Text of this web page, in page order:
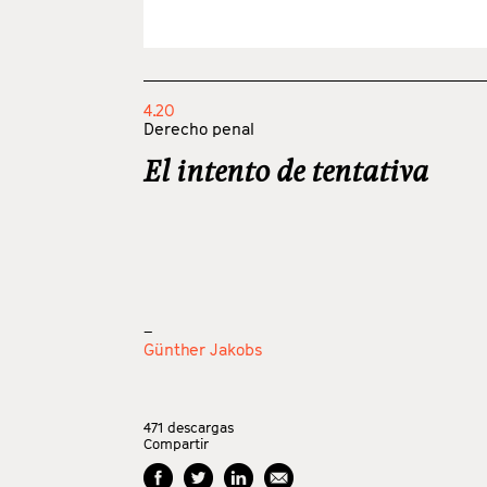
4.20
Derecho penal
El intento de tentativa
_
Günther Jakobs
471 descargas
Compartir